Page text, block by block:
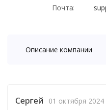
Почта:
Описание компании
Сергей 01 октября 2024